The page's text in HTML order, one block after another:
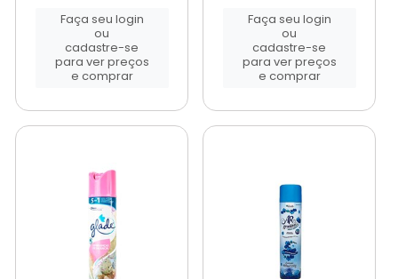
Faça seu login
ou
cadastre-se
para ver preços
e comprar
Faça seu login
ou
cadastre-se
para ver preços
e comprar